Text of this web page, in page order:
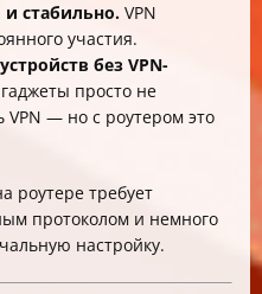
стабильно. VPN
участия.
без VPN-
просто не
VPN — но с роутером это
роутере требует
протоколом и немного
настройку.